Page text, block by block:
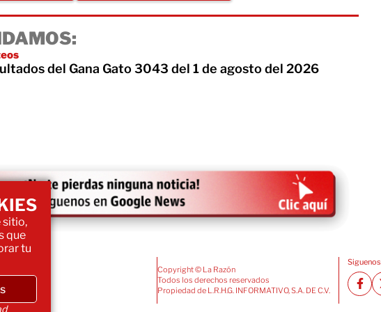
del Gana Gato 3043 del 1 de agosto del 2026
Copyright © La Razón
Todos los derechos reservados
Propiedad de L.R.H.G. INFORMATIVO, S.A. DE C.V.
sitio,
que
tu